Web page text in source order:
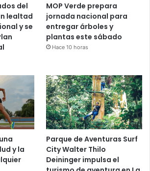
del
lealtad
y se
MOP Verde prepara
jornada nacional para
entregar árboles y
plantas este sábado
Hace 10 horas
y la
Parque de Aventuras Surf
City Walter Thilo
Deininger impulsa el